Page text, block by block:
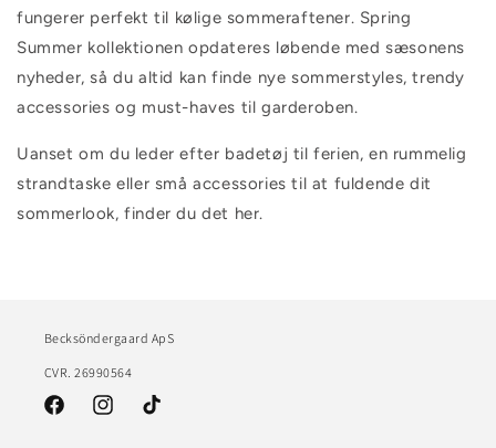
fungerer perfekt til kølige sommeraftener. Spring
Summer kollektionen opdateres løbende med sæsonens
nyheder, så du altid kan finde nye sommerstyles, trendy
accessories og must-haves til garderoben.
Uanset om du leder efter badetøj til ferien, en rummelig
strandtaske eller små accessories til at fuldende dit
sommerlook, finder du det her.
Becksöndergaard ApS
CVR. 26990564
FacebookInstagramTikTok